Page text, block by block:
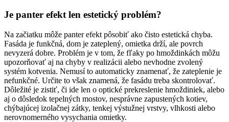
Je panter efekt len estetický problém?
Na začiatku môže panter efekt pôsobiť ako čisto estetická chyba.
Fasáda je funkčná, dom je zateplený, omietka drží, ale povrch
nevyzerá dobre. Problém je v tom, že fľaky po hmoždinkách môžu
upozorňovať aj na chyby v realizácii alebo nevhodne zvolený
systém kotvenia. Nemusí to automaticky znamenať, že zateplenie je
nefunkčné. Určite to však znamená, že fasádu treba skontrolovať.
Dôležité je zistiť, či ide len o optické prekreslenie hmoždiniek, alebo
aj o dôsledok tepelných mostov, nesprávne zapustených kotiev,
chýbajúcej izolačnej zátky, tenkej výstužnej vrstvy, vlhkosti alebo
nerovnomerného vysychania omietky.